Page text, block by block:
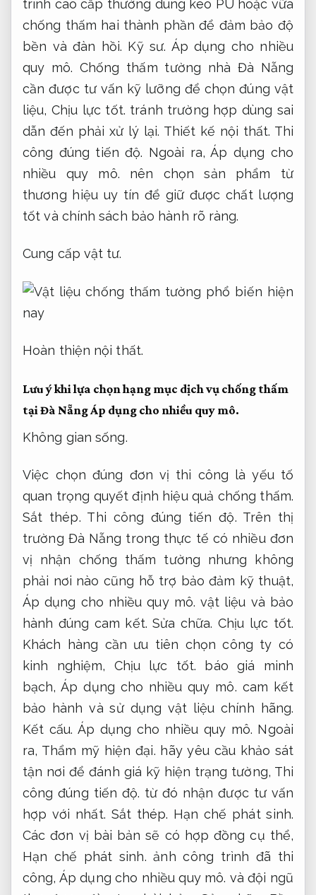
trình cao cấp thường dùng keo PU hoặc vữa
chống thấm hai thành phần để đảm bảo độ
bền và đàn hồi. Kỹ sư. Áp dụng cho nhiều
quy mô. Chống thấm tường nhà Đà Nẵng
cần được tư vấn kỹ lưỡng để chọn đúng vật
liệu, Chịu lực tốt. tránh trường hợp dùng sai
dẫn đến phải xử lý lại. Thiết kế nội thất. Thi
công đúng tiến độ. Ngoài ra,Áp dụng cho
nhiều quy mô. nên chọn sản phẩm từ
thương hiệu uy tín để giữ được chất lượng
tốt và chính sách bảo hành rõ ràng.
Cung cấp vật tư.
Hoàn thiện nội thất.
Lưu ý khi lựa chọn hạng mục dịch vụ chống thấm
tại Đà Nẵng Áp dụng cho nhiều quy mô.
Không gian sống.
Việc chọn đúng đơn vị thi công là yếu tố
quan trọng quyết định hiệu quả chống thấm.
Sắt thép. Thi công đúng tiến độ. Trên thị
trường Đà Nẵng trong thực tế có nhiều đơn
vị nhận chống thấm tường nhưng không
phải nơi nào cũng hỗ trợ bảo đảm kỹ thuật,
Áp dụng cho nhiều quy mô. vật liệu và bảo
hành đúng cam kết.Sửa chữa. Chịu lực tốt.
Khách hàng cần ưu tiên chọn công ty có
kinh nghiệm, Chịu lực tốt. báo giá minh
bạch,Áp dụng cho nhiều quy mô. cam kết
bảo hành và sử dụng vật liệu chính hãng.
Kết cấu. Áp dụng cho nhiều quy mô. Ngoài
ra, Thẩm mỹ hiện đại. hãy yêu cầu khảo sát
tận nơi để đánh giá kỹ hiện trạng tường, Thi
công đúng tiến độ. từ đó nhận được tư vấn
hợp với nhất. Sắt thép. Hạn chế phát sinh.
Các đơn vị bài bản sẽ có hợp đồng cụ thể,
Hạn chế phát sinh. ảnh công trình đã thi
công, Áp dụng cho nhiều quy mô. và đội ngũ